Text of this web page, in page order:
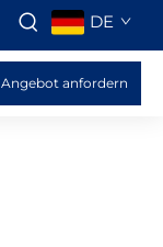
DE
Angebot anfordern